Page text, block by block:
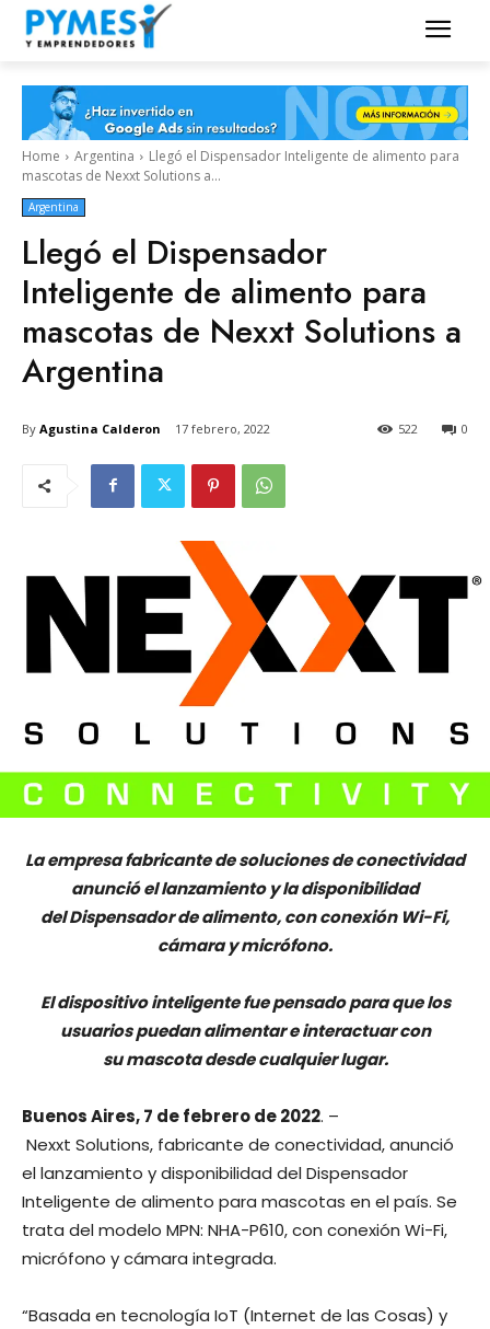
Home Argentina
Llegó el Dispensador Inteligente de alimento para
mascotas de Nexxt Solutions a...
Argentina
Llegó el Dispensador
Inteligente de alimento para
mascotas de Nexxt Solutions a
Argentina
By Agustina Calderon 17 febrero, 2022 0
522
La empresa fabricante de soluciones de conectividad
anunció el lanzamiento y la disponibilidad
del Dispensador de alimento, con conexión Wi-Fi,
cámara y micrófono.
El dispositivo inteligente fue pensado para que los
usuarios puedan alimentar e interactuar con
su mascota desde cualquier lugar.
Buenos Aires, 7 de febrero de 2022. –
Nexxt Solutions, fabricante de conectividad, anunció
el lanzamiento y disponibilidad del Dispensador
Inteligente de alimento para mascotas en el país. Se
trata del modelo MPN: NHA-P610, con conexión Wi-Fi,
micrófono y cámara integrada.
“Basada en tecnología IoT (Internet de las Cosas) y